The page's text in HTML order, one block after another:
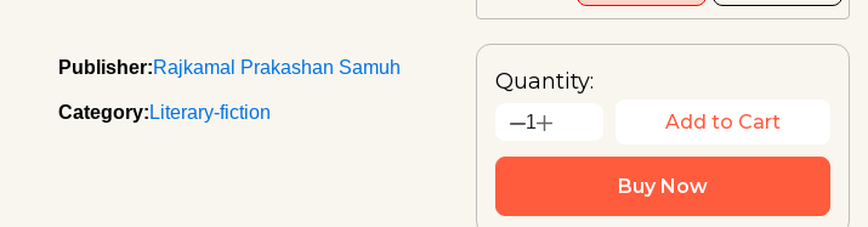
Publisher:Rajkamal Prakashan Samuh
Category: Literary-fiction
Quantity:
1 Add to Cart
Buy Now